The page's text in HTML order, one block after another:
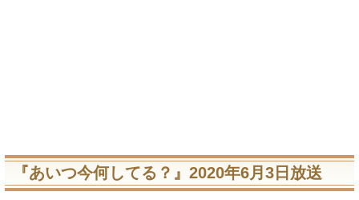
『あいつ今何してる？』2020年6月3日放送